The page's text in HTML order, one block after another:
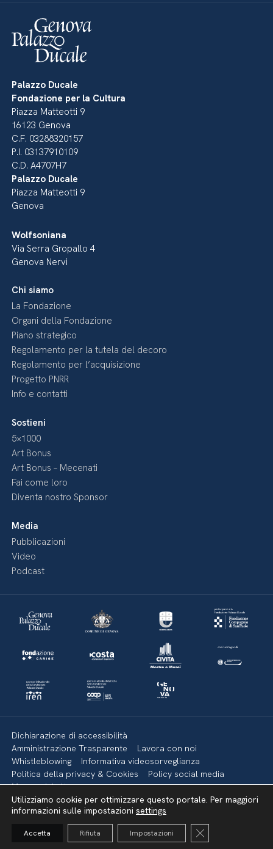
Palazzo Ducale
Fondazione per la Cultura
Piazza Matteotti 9
16123 Genova
C.F. 03288320157
P.I. 03137910109
C.D. A4707H7
Palazzo Ducale
Piazza Matteotti 9
Genova
Wolfsoniana
Via Serra Gropallo 4
Genova Nervi
Chi siamo
La Fondazione
Organi della Fondazione
Piano strategico
Regolamento per la tutela del decoro
Regolamento per l’acquisizione
Progetto PNRR
Info e contatti
Sostieni
5×1000
Art Bonus
Art Bonus – Mecenati
Fai come loro
Diventa nostro Sponsor
Media
Pubblicazioni
Video
Podcast
Dichiarazione di accessibilità
Amministrazione Trasparente
Lavora con noi
Whistleblowing
Informativa videosorveglianza
Politica della privacy & Cookies
Policy social media
Mappa del sito
Utilizziamo cookie per ottimizzare questo portale. Per maggiori
informazioni sulle impostazioni settings
Accetta Rifiuta Impostazioni Close GDPR